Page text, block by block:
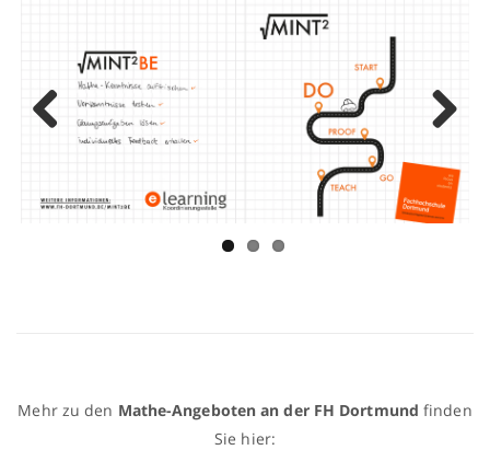
Mehr zu den Mathe-Angeboten an der FH Dortmund finden
Sie hier: